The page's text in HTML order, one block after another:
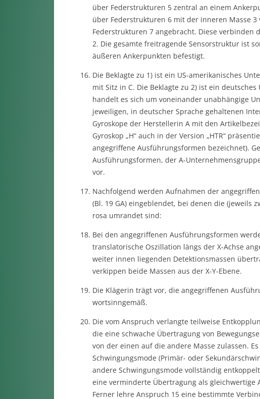
über Federstrukturen 5 zentral an einem
über Federstrukturen 6 mit der inneren Masse
Federstrukturen 7 angebracht. Diese verbinden
2. Die gesamte freitragende Sensorstruktur ist
äußeren Ankerpunkten befestigt.
Die Beklagte zu 1) ist ein US-amerikanisches
mit Sitz in C. Die Beklagte zu 2) ist ein
handelt es sich um voneinander unabhängige
jeweiligen, in deutscher Sprache gehaltenen
Gyroskope der Herstellerin A mit den
Gyroskop „H“ auch in der Version „HTR“
angegriffene Ausführungsformen bezeichnet).
Ausführungsformen, der A-
vor.
Nachfolgend werden Aufnahmen der
(Bl. 19 GA) eingeblendet, bei denen die (jeweils
rosa umrandet sind:
Bei den angegriffenen Ausführungsformen
translatorische Oszillation längs der X-Achse
weiter innen liegenden Detektionsmassen
verkippen beide Massen aus der X-Y-Ebene.
Die Klägerin trägt vor, die angegriffenen
wortsinngemäß.
Die vom Anspruch verlangte teilweise
die eine schwache Übertragung von
von der einen auf die andere Masse zulassen.
Schwingungsmode (Primär- oder
andere Schwingungsmode vollständig
eine verminderte Übertragung als gleichwertige
Ferner lehre Anspruch 15 eine bestimmte